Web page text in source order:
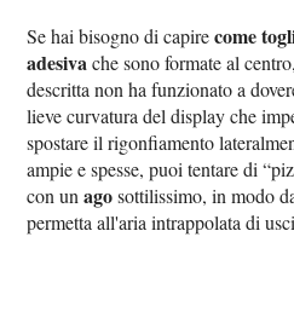
Se hai bisogno di capirecome
adesivache sono formate al
descritta non ha funzionato a
lieve curvatura del display che
spostare il rigonfiamento
ampie e spesse, puoi tentare di
con unagosottilissimo, in modo
permetta all'aria intrappolata di